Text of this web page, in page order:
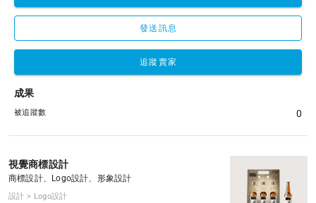
發送訊息
追蹤賣家
成果
被追蹤數 0
視覺商標設計
商標設計、Logo設計、形象設計
設計 > Logo設計